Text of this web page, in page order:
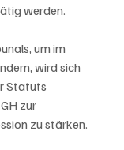
werden.
um im
wird sich
Statuts
zur
zu stärken.